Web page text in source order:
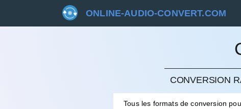
ONLINE-AUDIO-CONVERT.COM
CONVERSION
Tous les formats de conversion